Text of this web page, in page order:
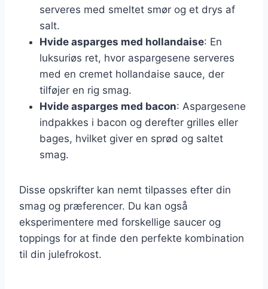
serveres med smeltet smør og et drys af
salt.
Hvide asparges med hollandaise: En
luksuriøs ret, hvor aspargesene serveres
med en cremet hollandaise sauce, der
tilføjer en rig smag.
Hvide asparges med bacon: Aspargesene
indpakkes i bacon og derefter grilles eller
bages, hvilket giver en sprød og saltet
smag.
Disse opskrifter kan nemt tilpasses efter din
smag og præferencer. Du kan også
eksperimentere med forskellige saucer og
toppings for at finde den perfekte kombination
til din julefrokost.